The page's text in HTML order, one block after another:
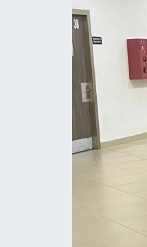
MAGAZİN
SAĞLIK
SİYASET